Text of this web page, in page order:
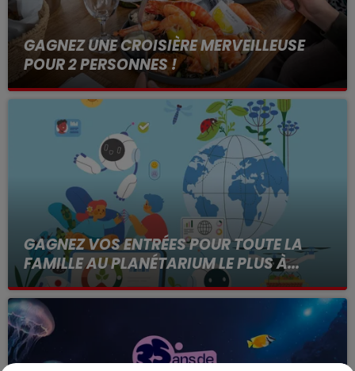
GAGNEZ UNE CROISIÈRE MERVEILLEUSE
POUR 2 PERSONNES !
GAGNEZ VOS ENTRÉES POUR TOUTE LA
FAMILLE AU PLANÉTARIUM LE PLUS À...